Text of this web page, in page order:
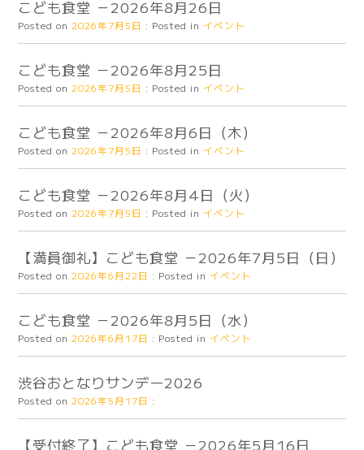
こども食堂 －2026年8月26日
Posted on2026年7月5日 : Posted in イベント
こども食堂 －2026年8月25日
Posted on2026年7月5日 : Posted in イベント
こども食堂 －2026年8月6日（木）
Posted on2026年7月5日 : Posted in イベント
こども食堂 －2026年8月4日（火）
Posted on2026年7月5日 : Posted in イベント
【満員御礼】こども食堂 －2026年7月5日（日）
Posted on2026年6月22日 : Posted in イベント
こども食堂 －2026年8月5日（水）
Posted on2026年6月17日 : Posted in イベント
渋谷おとなりサンデー2026
Posted on2026年5月17日 :
【受付終了】こども食堂 －2026年5月16日